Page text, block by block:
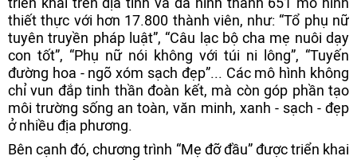
thiết thực với hơn 17.800 thành viên, như: “Tổ phụ nữ
tuyên truyền pháp luật”, “Câu lạc bộ cha mẹ nuôi dạy
con tốt”, “Phụ nữ nói không với túi ni lông”, “Tuyến
đường hoa - ngõ xóm sạch đẹp”... Các mô hình không
chỉ vun đắp tinh thần đoàn kết, mà còn góp phần tạo
môi trường sống an toàn, văn minh, xanh - sạch - đẹp
ở nhiều địa phương.
Bên cạnh đó, chương trình “Mẹ đỡ đầu” được triển khai